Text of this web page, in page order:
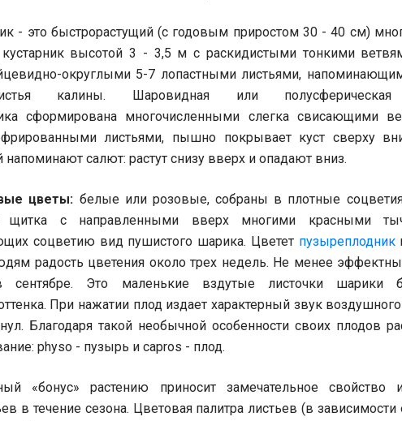
- это быстрорастущий (с годовым приростом 30 - 40 см)
высотой 3 - 3,5 м с раскидистыми тонкими
округлыми 5-7 лопастными листьями,
калины. Шаровидная или
сформирована многочисленными слегка свисающими
листьями, пышно покрывает куст сверху
салют: растут снизу вверх и опадают вниз.
цветы: белые или розовые, собраны в плотные
щитка с направленными вверх многими красными
соцветию вид пушистого шарика. Цветет пузыреплодник
радость цветения около трех недель. Не менее
сентябре. Это маленькие вздутые листочки шарики
При нажатии плод издает характерный звук
Благодаря такой необычной особенности своих плодов
physo - пузырь и capros - плод.
«бонус» растению приносит замечательное свойство
в течение сезона. Цветовая палитра листьев (в зависимости